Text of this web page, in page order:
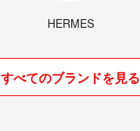
HERMES
すべてのブランドを見る